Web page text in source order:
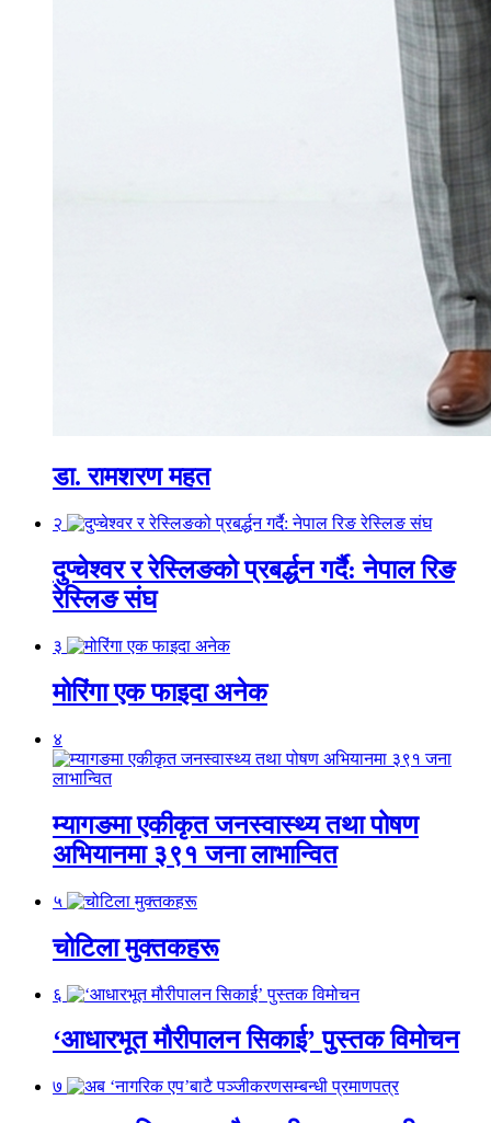
डा. रामशरण महत
२
दुप्चेश्वर र रेस्लिङको प्रबर्द्धन गर्दै: नेपाल रिङ
रेस्लिङ संघ
३
मोरिंगा एक फाइदा अनेक
४
म्यागङमा एकीकृत जनस्वास्थ्य तथा पोषण
अभियानमा ३९१ जना लाभान्वित
५
चोटिला मुक्तकहरू
६
‘आधारभूत मौरीपालन सिकाई’ पुस्तक विमोचन
७